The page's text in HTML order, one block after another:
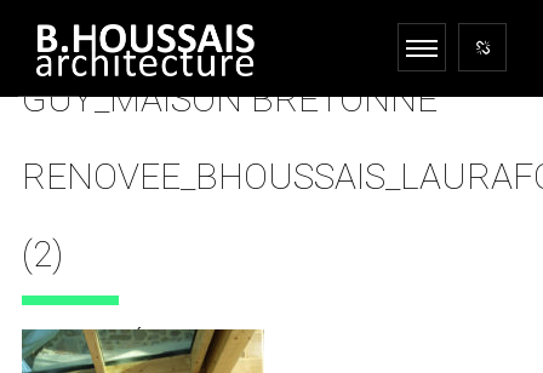
GUY_MAISON BRETONNE
(2)
13 DÉCEMBRE 2023